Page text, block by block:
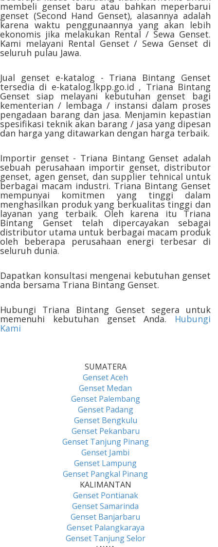
membeli genset baru atau bahkan meperbarui
genset (Second Hand Genset), alasannya adalah
karena waktu penggunaannya yang akan lebih
ekonomis jika melakukan Rental / Sewa Genset.
Kami melayani Rental Genset / Sewa Genset di
seluruh pulau Jawa.
Jual genset e-katalog - Triana Bintang Genset
tersedia di e-katalog.lkpp.go.id , Triana Bintang
Genset siap melayani kebutuhan genset bagi
kementerian / lembaga / instansi dalam proses
pengadaan barang dan jasa. Menjamin kepastian
spesifikasi teknik akan barang / jasa yang dipesan
dan harga yang ditawarkan dengan harga terbaik.
Importir genset - Triana Bintang Genset adalah
sebuah perusahaan importir genset, distributor
genset, agen genset, dan supplier tehnical untuk
berbagai macam industri. Triana Bintang Genset
mempunyai komitmen yang tinggi dalam
menghasilkan produk yang berkualitas tinggi dan
layanan yang terbaik. Oleh karena itu Triana
Bintang Genset telah dipercayakan sebagai
distributor utama untuk berbagai macam produk
oleh beberapa perusahaan energi terbesar di
seluruh dunia.
Dapatkan konsultasi mengenai kebutuhan genset
anda bersama Triana Bintang Genset.
Hubungi Triana Bintang Genset segera untuk
memenuhi kebutuhan genset Anda. Hubungi
Kami
SUMATERA
Genset Aceh
Genset Medan
Genset Palembang
Genset Padang
Genset Bengkulu
Genset Pekanbaru
Genset Tanjung Pinang
Genset Jambi
Genset Lampung
Genset Pangkal Pinang
KALIMANTAN
Genset Pontianak
Genset Samarinda
Genset Banjarbaru
Genset Palangkaraya
Genset Tanjung Selor